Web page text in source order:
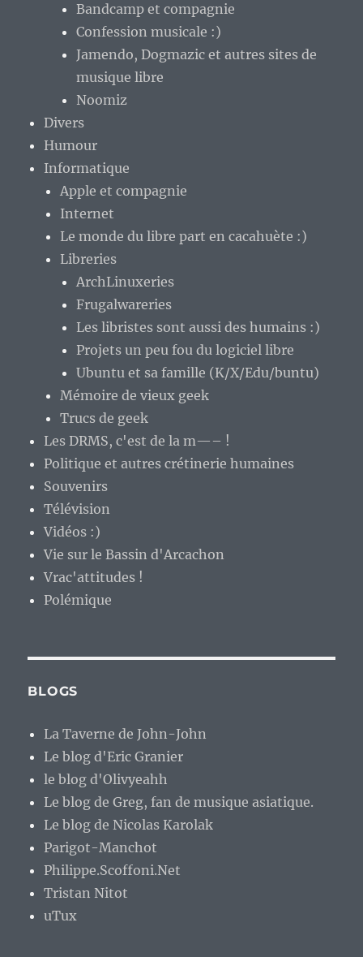
Bandcamp et compagnie
Confession musicale :)
Jamendo, Dogmazic et autres sites de
musique libre
Noomiz
Divers
Humour
Informatique
Apple et compagnie
Internet
Le monde du libre part en cacahuète :)
Libreries
ArchLinuxeries
Frugalwareries
Les libristes sont aussi des humains :)
Projets un peu fou du logiciel libre
Ubuntu et sa famille (K/X/Edu/buntu)
Mémoire de vieux geek
Trucs de geek
Les DRMS, c'est de la m—– !
Politique et autres crétinerie humaines
Souvenirs
Télévision
Vidéos :)
Vie sur le Bassin d'Arcachon
Vrac'attitudes !
Polémique
BLOGS
La Taverne de John-John
Le blog d'Eric Granier
le blog d'Olivyeahh
Le blog de Greg, fan de musique asiatique.
Le blog de Nicolas Karolak
Parigot-Manchot
Philippe.Scoffoni.Net
Tristan Nitot
uTux